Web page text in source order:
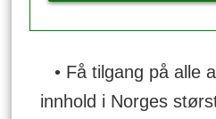
• Få tilgang på alle
innhold i Norges